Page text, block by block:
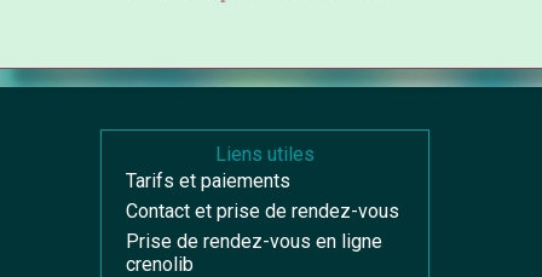
Liens utiles
Tarifs et paiements
Contact et prise de rendez-vous
Prise de rendez-vous en ligne
crenolib